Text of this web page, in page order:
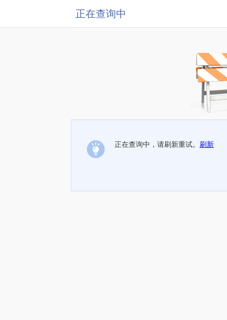
正在查询中
正在查询中，请刷新重试。 刷新